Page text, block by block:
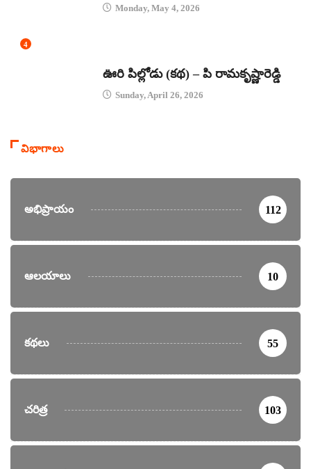
Monday, May 4, 2026
4
ఊరి పిల్లోడు (కథ) – పి రామకృష్ణారెడ్డి
Sunday, April 26, 2026
విభాగాలు
అభిప్రాయం 112
ఆలయాలు 10
కథలు 55
చరిత్ర 103